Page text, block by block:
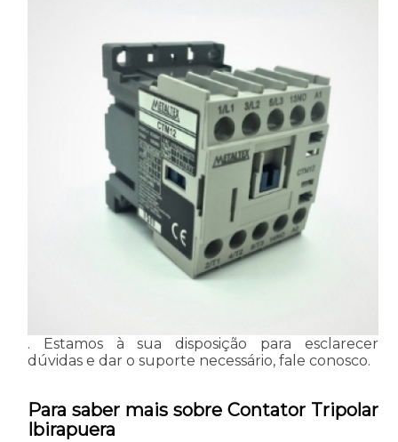
. Estamos à sua disposição para esclarecer
dúvidas e dar o suporte necessário, fale conosco.
Para saber mais sobre Contator Tripolar
Ibirapuera